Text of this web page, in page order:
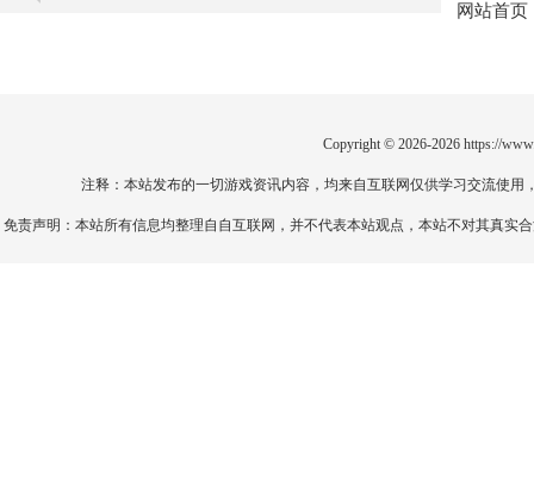
网站首页
Copyright © 2026-2026 https://
注释：本站发布的一切游戏资讯内容，均来自互联网仅供学习交流使
免责声明：本站所有信息均整理自自互联网，并不代表本站观点，本站不对其真实